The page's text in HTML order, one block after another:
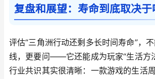
复盘和展望：寿命到底取决于
评估“三角洲行动还剩多长时间寿命”，
线，更要问——它还能成为玩家“生活方
行业共识其实很清晰：一款游戏的生活